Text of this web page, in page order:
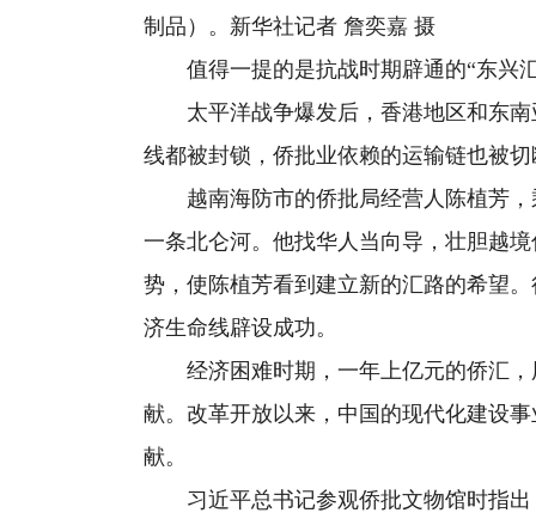
制品）。新华社记者 詹奕嘉 摄
值得一提的是抗战时期辟通的“东兴
太平洋战争爆发后，香港地区和东南
线都被封锁，侨批业依赖的运输链也被切
越南海防市的侨批局经营人陈植芳，
一条北仑河。他找华人当向导，壮胆越
势，使陈植芳看到建立新的汇路的希望
济生命线辟设成功。
经济困难时期，一年上亿元的侨汇，
献。改革开放以来，中国的现代化建设
献。
习近平总书记参观侨批文物馆时指出